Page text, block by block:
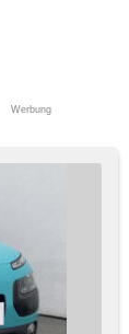
Werbung